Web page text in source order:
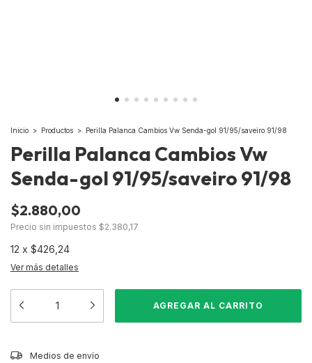
Inicio > Productos > Perilla Palanca Cambios Vw Senda-gol 91/95/saveiro 91/98
Perilla Palanca Cambios Vw
Senda-gol 91/95/saveiro 91/98
$2.880,00
Precio sin impuestos $2.380,17
12 x $426,24
Ver más detalles
Entregas para el CP:
Medios de envío